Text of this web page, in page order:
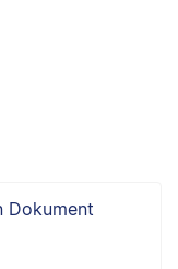
Dokument